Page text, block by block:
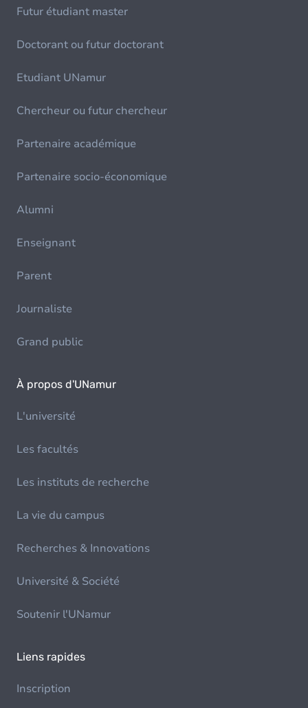
Futur étudiant master
Doctorant ou futur doctorant
Etudiant UNamur
Chercheur ou futur chercheur
Partenaire académique
Partenaire socio-économique
Alumni
Enseignant
Parent
Journaliste
Grand public
À propos d'UNamur
L'université
Les facultés
Les instituts de recherche
La vie du campus
Recherches & Innovations
Université & Société
Soutenir l'UNamur
Liens rapides
Inscription